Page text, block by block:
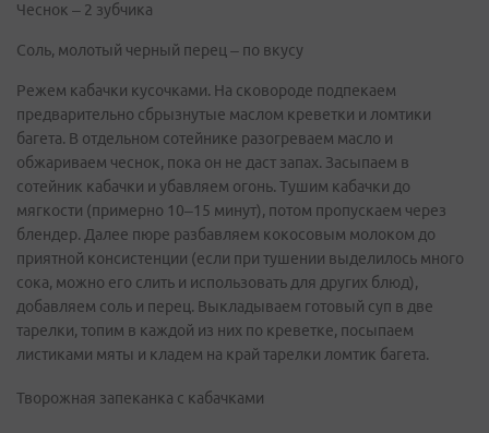
Чеснок – 2 зубчика
Соль, молотый черный перец – по вкусу
Режем кабачки кусочками. На сковороде подпекаем
предварительно сбрызнутые маслом креветки и ломтики
багета. В отдельном сотейнике разогреваем масло и
обжариваем чеснок, пока он не даст запах. Засыпаем в
сотейник кабачки и убавляем огонь. Тушим кабачки до
мягкости (примерно 10–15 минут), потом пропускаем через
блендер. Далее пюре разбавляем кокосовым молоком до
приятной консистенции (если при тушении выделилось много
сока, можно его слить и использовать для других блюд),
добавляем соль и перец. Выкладываем готовый суп в две
тарелки, топим в каждой из них по креветке, посыпаем
листиками мяты и кладем на край тарелки ломтик багета.
Творожная запеканка с кабачками